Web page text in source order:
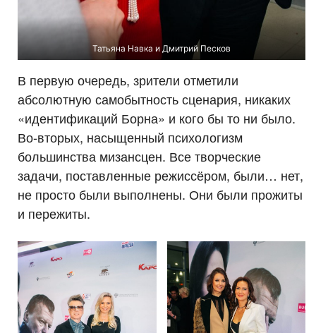
Татьяна Навка и Дмитрий Песков
В первую очередь, зрители отметили
абсолютную самобытность сценария, никаких
«идентификаций Борна» и кого бы то ни было.
Во-вторых, насыщенный психологизм
большинства мизансцен. Все творческие
задачи, поставленные режиссёром, были… нет,
не просто были выполнены. Они были прожиты
и пережиты.